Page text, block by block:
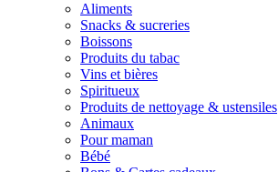
Aliments
Snacks & sucreries
Boissons
Produits du tabac
Vins et bières
Spiritueux
Produits de nettoyage & ustensiles
Animaux
Pour maman
Bébé